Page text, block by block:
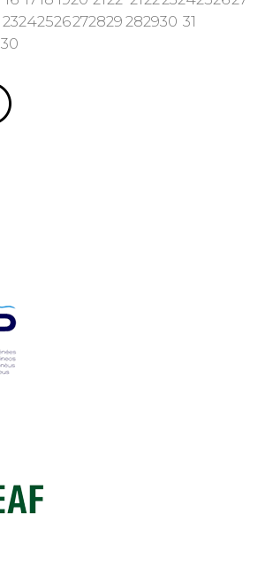
23242526272829
30
282930 31